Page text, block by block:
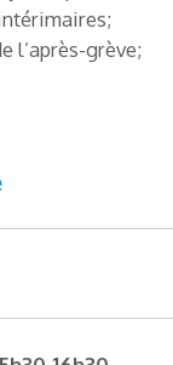
l’après-grève;